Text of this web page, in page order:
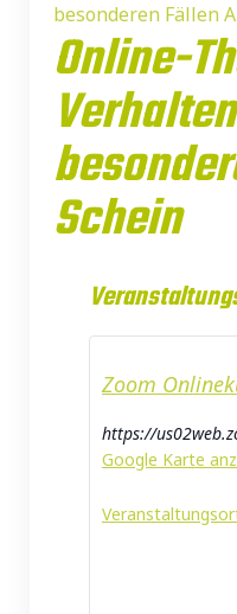
besonderen Fällen
Online-
Schein
Zoom
https://
Google Karte